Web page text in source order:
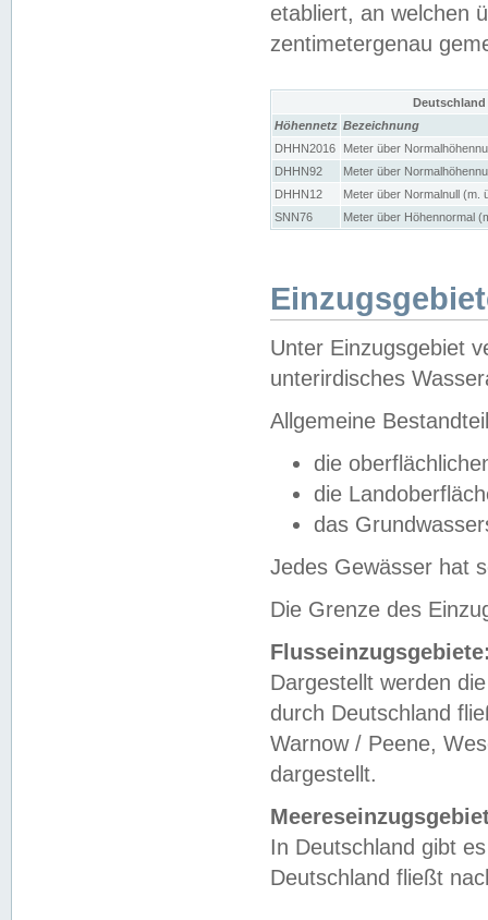
etabliert, an welchen
zentimetergenau
Höhennetz Bezeichnung
DHHN2016
Meter über
DHHN92
Meter über
DHHN12
Meter über Normalnull (m.
SNN76
Meter über Höhennormal
Unter Einzugsgebiet
unterirdisches
Allgemeine
die
die
das
Jedes Gewässer hat
Die Grenze des
Dargestellt werden
durch Deutschland
Warnow / Peene,
dargestellt.
In Deutschland gibt
Deutschland fließt